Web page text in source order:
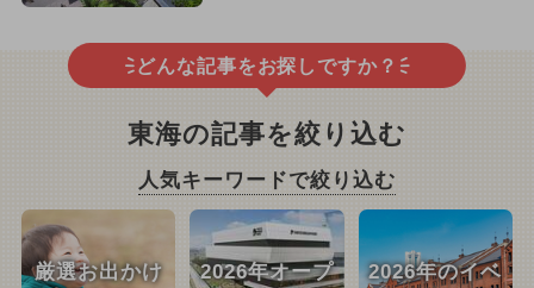
どんな記事をお探しですか？
東海の記事を絞り込む
人気キーワードで絞り込む
厳選お出かけ
2026年オープ
2026年のイベ